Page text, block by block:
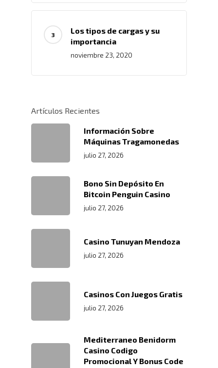
Los tipos de cargas y su
importancia
noviembre 23, 2020
Artículos Recientes
Información Sobre
Máquinas Tragamonedas
julio 27, 2026
Bono Sin Depósito En
Bitcoin Penguin Casino
julio 27, 2026
Casino Tunuyan Mendoza
julio 27, 2026
Casinos Con Juegos Gratis
julio 27, 2026
Mediterraneo Benidorm
Casino Codigo
Promocional Y Bonus Code
Inicio
Nosotros
Políticas
Servicios
Transporte Terrestre
Servicio Aduanal
Servicio En
Contacto
Links De
Políticas De Seguridad
Proveedores
Plataforma RRHH
Nosotros